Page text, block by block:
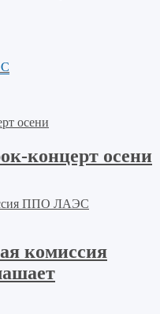
концерт осени
комиссия